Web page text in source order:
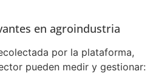
en agroindustria
por la plataforma,
pueden medir y gestionar: